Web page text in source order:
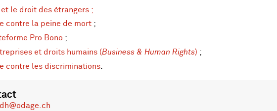
le droit des étrangers ;
contre la peine de mort ;
Pro Bono ;
et droits humains (Business & Human Rights) ;
contre les discriminations